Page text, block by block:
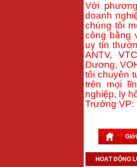
Với
doanh
chúng tôi
công bằng
uy tín
ANTV,
Dương,
tôi chuyên
trên mọi
nghiệp, ly
Trưởng
HOẠT ĐỘNG